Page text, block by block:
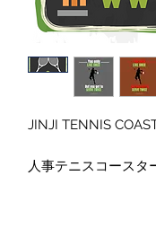
JINJI TENNIS
人事テニスコースタ